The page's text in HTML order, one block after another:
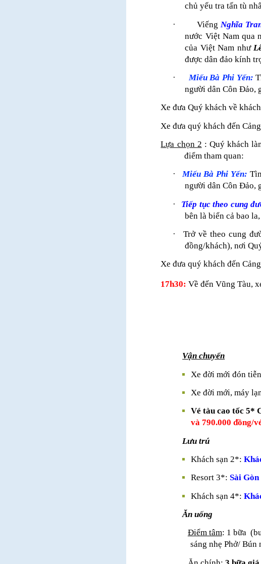
chủ yếu tra tấn tù
·Viếng Nghĩa
nước Việt Nam qua
của Việt Nam như
được dân đảo kính
· Miếu Bà Phi Yến:
người dân Côn Đảo,
Xe đưa Quý khách về
Xe đưa quý khách đến
Lựa chọn 2 : Quý khách
điểm tham quan:
·Miếu Bà Phi Yến:
người dân Côn Đảo,
· Tiếp tục theo cung
bên là biển cả bao
· Trở về theo cung
đồng/khách), nơi
Xe đưa quý khách đến
17h30: Về đến Vũng Tàu,
Vận chuyển
Xe đời mới đón
Xe đời mới, máy
Vé tàu cao tốc 5*
và 790.000 đồng/
Lưu trú
Khách sạn 2*:
Resort 3*:Sài
Khách sạn 4*:
Ăn uống
Điểm tâm: 1 bữa
sáng nhẹ Phở/ Bún